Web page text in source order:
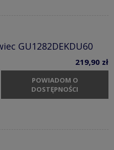
GU1282DEKDU60
219,90 zł
POWIADOM O
DOSTĘPNOŚCI